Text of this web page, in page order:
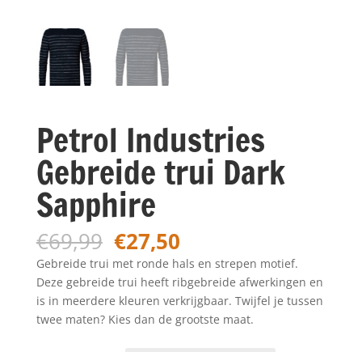
Petrol Industries
Gebreide trui Dark
Sapphire
€69,99 Oorspronkelijke
prijs
was:
€69,99.
€27,50Huidige
prijs
is:
€27,50.
Gebreide trui met ronde hals en strepen motief.
Deze gebreide trui heeft ribgebreide afwerkingen en
is in meerdere kleuren verkrijgbaar. Twijfel je tussen
twee maten? Kies dan de grootste maat.